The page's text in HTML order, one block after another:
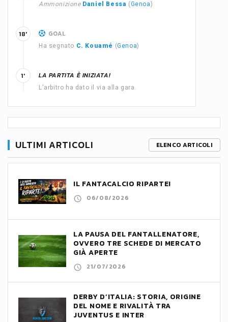
Ammonizione Daniel Bessa (Genoa)
GOAL
Ha segnato C. Kouamé (Genoa)
18'
LA PARTITA È INIZIATA!
L'arbitro ha dato il via alla gara.
1'
ULTIMI ARTICOLI ELENCO ARTICOLI
IL FANTACALCIO RIPARTE!
06/08/2026
LA PAUSA DEL FANTALLENATORE,
OVVERO TRE SCHEDE DI MERCATO
GIÀ APERTE
21/07/2026
DERBY D’ITALIA: STORIA, ORIGINE
DEL NOME E RIVALITÀ TRA
JUVENTUS E INTER